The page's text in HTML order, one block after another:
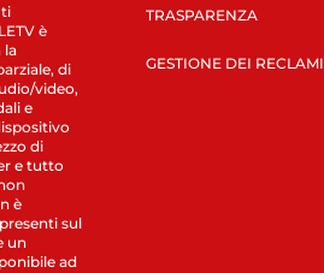
è
la
di
video,
e
di
e tutto
è
sul
un
ad
TRASPARENZA
GESTIONE DEI RECLAMI